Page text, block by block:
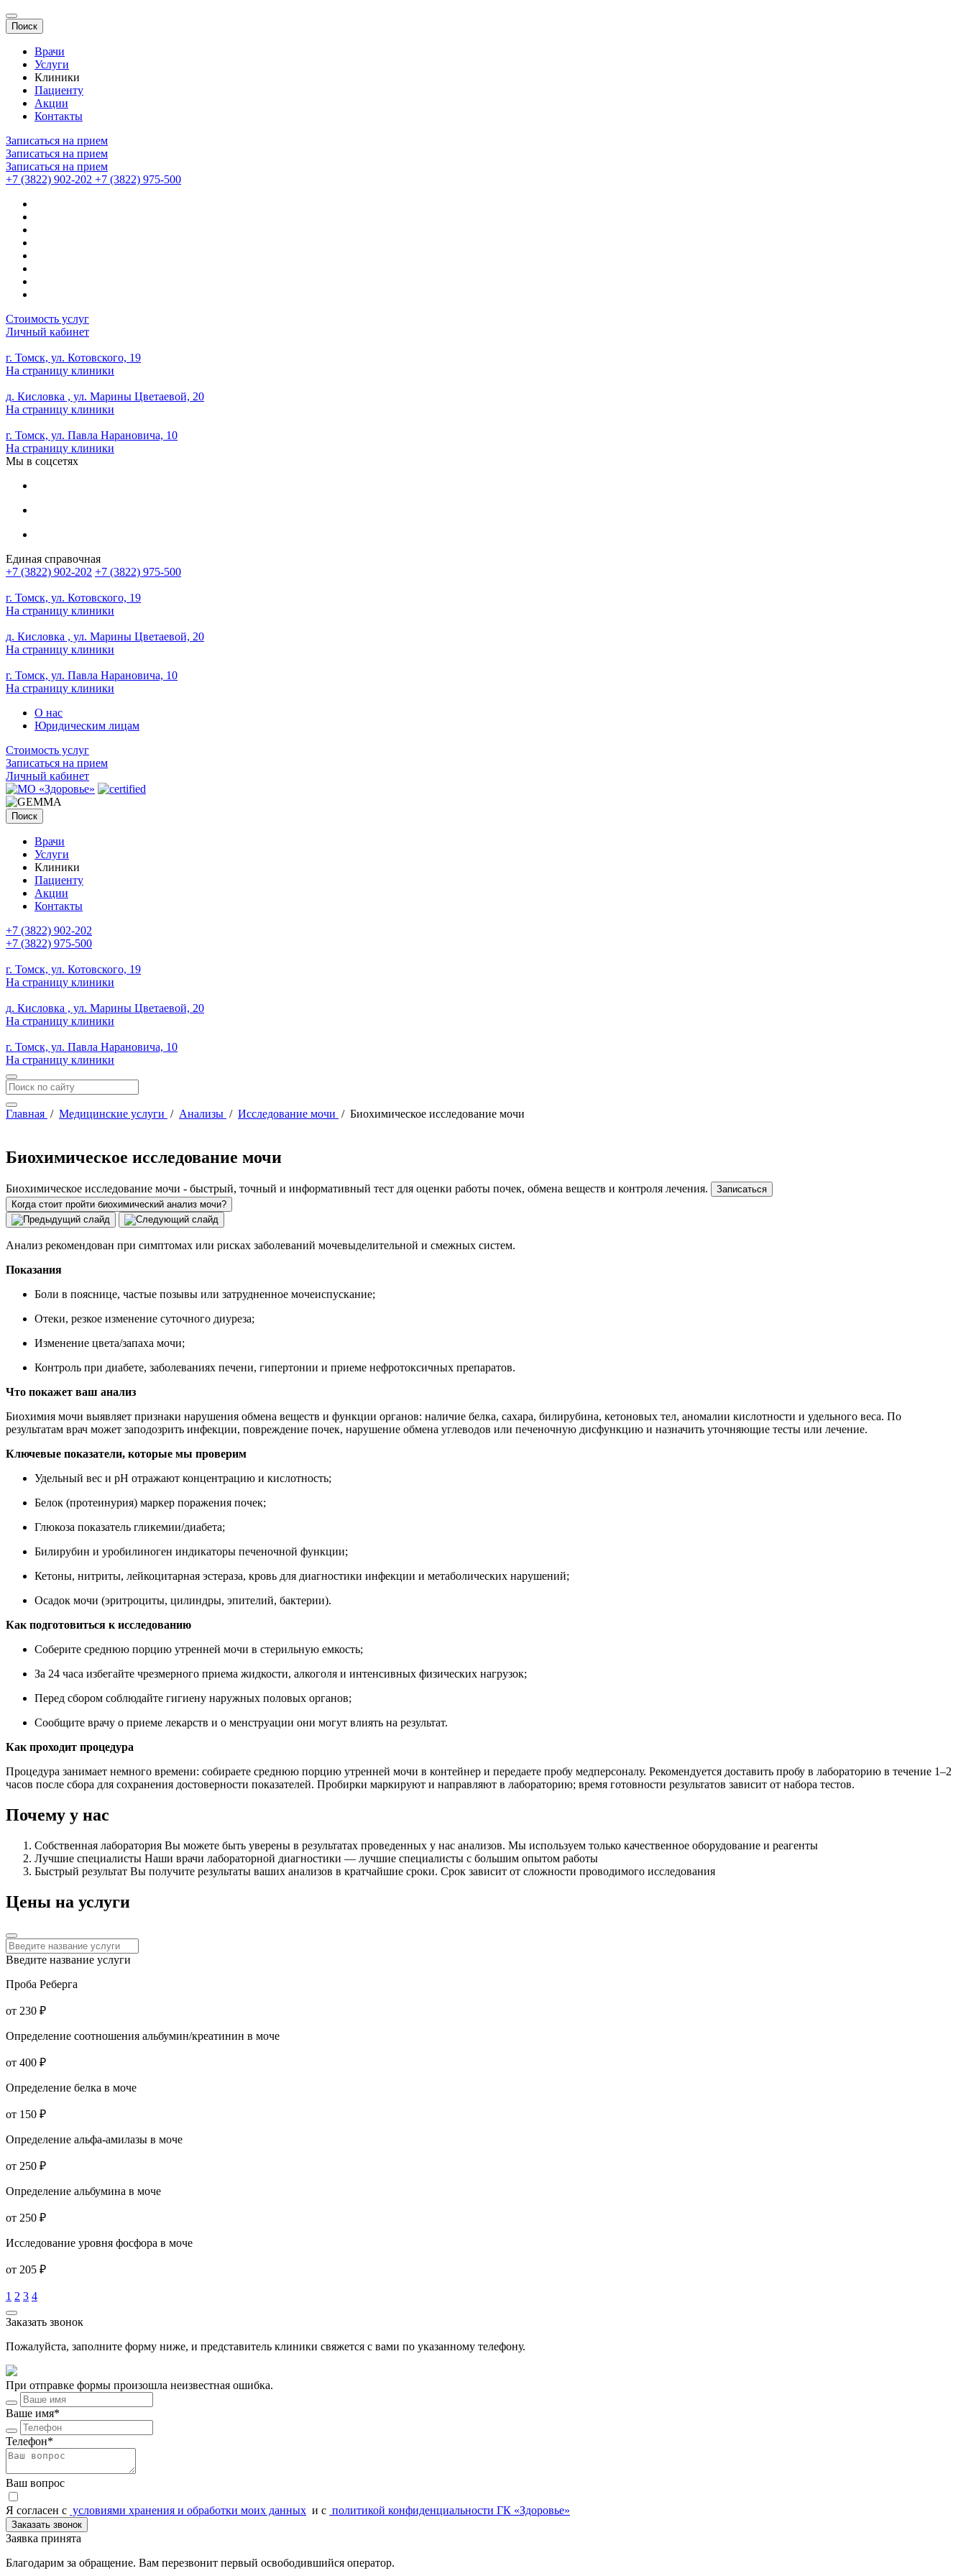
Поиск
Врачи
Услуги
Клиники
Пациенту
Акции
Контакты
Записаться на прием
Записаться на прием
Записаться на прием
+7 (3822) 902-202 +7 (3822) 975-500
Стоимость услуг
Личный кабинет
г. Томск, ул. Котовского, 19
На страницу клиники
д. Кисловка , ул. Марины Цветаевой, 20
На страницу клиники
г. Томск, ул. Павла Нарановича, 10
На страницу клиники
Мы в соцсетях
Единая справочная
+7 (3822) 902-202 +7 (3822) 975-500
г. Томск, ул. Котовского, 19
На страницу клиники
д. Кисловка , ул. Марины Цветаевой, 20
На страницу клиники
г. Томск, ул. Павла Нарановича, 10
На страницу клиники
О нас
Юридическим лицам
Стоимость услуг
Записаться на прием
Личный кабинет
Поиск
Врачи
Услуги
Клиники
Пациенту
Акции
Контакты
+7 (3822) 902-202
+7 (3822) 975-500
г. Томск, ул. Котовского, 19
На страницу клиники
д. Кисловка , ул. Марины Цветаевой, 20
На страницу клиники
г. Томск, ул. Павла Нарановича, 10
На страницу клиники
Главная / Медицинские услуги / Анализы / Исследование мочи / Биохимическое исследование мочи
Биохимическое исследование мочи
Биохимическое исследование мочи - быстрый, точный и информативный тест для оценки работы почек, обмена веществ и контроля лечения.
Записаться
Когда стоит пройти биохимический анализ мочи?
Анализ рекомендован при симптомах или рисках заболеваний мочевыделительной и смежных систем.
Показания
Боли в пояснице, частые позывы или затрудненное мочеиспускание;
Отеки, резкое изменение суточного диуреза;
Изменение цвета/запаха мочи;
Контроль при диабете, заболеваниях печени, гипертонии и приеме нефротоксичных препаратов.
Что покажет ваш анализ
Биохимия мочи выявляет признаки нарушения обмена веществ и функции органов: наличие белка, сахара, билирубина, кетоновых тел, аномалии кислотности и удельного веса. По
результатам врач может заподозрить инфекции, повреждение почек, нарушение обмена углеводов или печеночную дисфункцию и назначить уточняющие тесты или лечение.
Ключевые показатели, которые мы проверим
Удельный вес и pH отражают концентрацию и кислотность;
Белок (протеинурия) маркер поражения почек;
Глюкоза показатель гликемии/диабета;
Билирубин и уробилиноген индикаторы печеночной функции;
Кетоны, нитриты, лейкоцитарная эстераза, кровь для диагностики инфекции и метаболических нарушений;
Осадок мочи (эритроциты, цилиндры, эпителий, бактерии).
Как подготовиться к исследованию
Соберите среднюю порцию утренней мочи в стерильную емкость;
За 24 часа избегайте чрезмерного приема жидкости, алкоголя и интенсивных физических нагрузок;
Перед сбором соблюдайте гигиену наружных половых органов;
Сообщите врачу о приеме лекарств и о менструации они могут влиять на результат.
Как проходит процедура
Процедура занимает немного времени: собираете среднюю порцию утренней мочи в контейнер и передаете пробу медперсоналу. Рекомендуется доставить пробу в лабораторию в течение 1–2
часов после сбора для сохранения достоверности показателей. Пробирки маркируют и направляют в лабораторию; время готовности результатов зависит от набора тестов.
Почему у нас
Собственная лаборатория Вы можете быть уверены в результатах проведенных у нас анализов. Мы используем только качественное оборудование и реагенты
Лучшие специалисты Наши врачи лабораторной диагностики — лучшие специалисты с большим опытом работы
Быстрый результат Вы получите результаты ваших анализов в кратчайшие сроки. Срок зависит от сложности проводимого исследования
Цены на услуги
Введите название услуги
Проба Реберга
от 230 ₽
Определение соотношения альбумин/креатинин в моче
от 400 ₽
Определение белка в моче
от 150 ₽
Определение альфа-амилазы в моче
от 250 ₽
Определение альбумина в моче
от 250 ₽
Исследование уровня фосфора в моче
от 205 ₽
1 2 3 4
Заказать звонок
Пожалуйста, заполните форму ниже, и представитель клиники свяжется с вами по указанному телефону.
При отправке формы произошла неизвестная ошибка.
Ваше имя*
Телефон*
Ваш вопрос
Я согласен c условиями хранения и обработки моих данных и с политикой конфиденциальности ГК «Здоровье»
Заказать звонок
Заявка принята
Благодарим за обращение. Вам перезвонит первый освободившийся оператор.